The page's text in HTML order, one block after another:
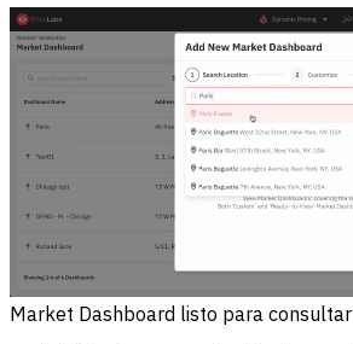
Market Dashboard listo para consultar